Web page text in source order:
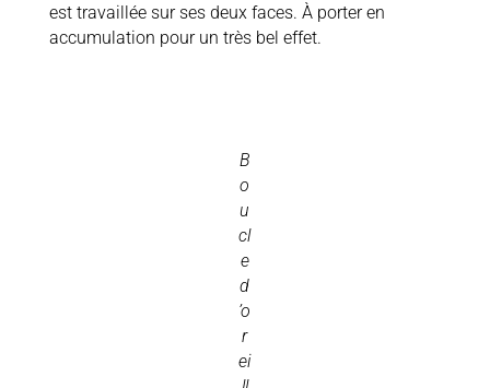
est travaillée sur ses deux faces. À porter en
accumulation pour un très bel effet.
B
o
u
cl
e
d
’o
r
ei